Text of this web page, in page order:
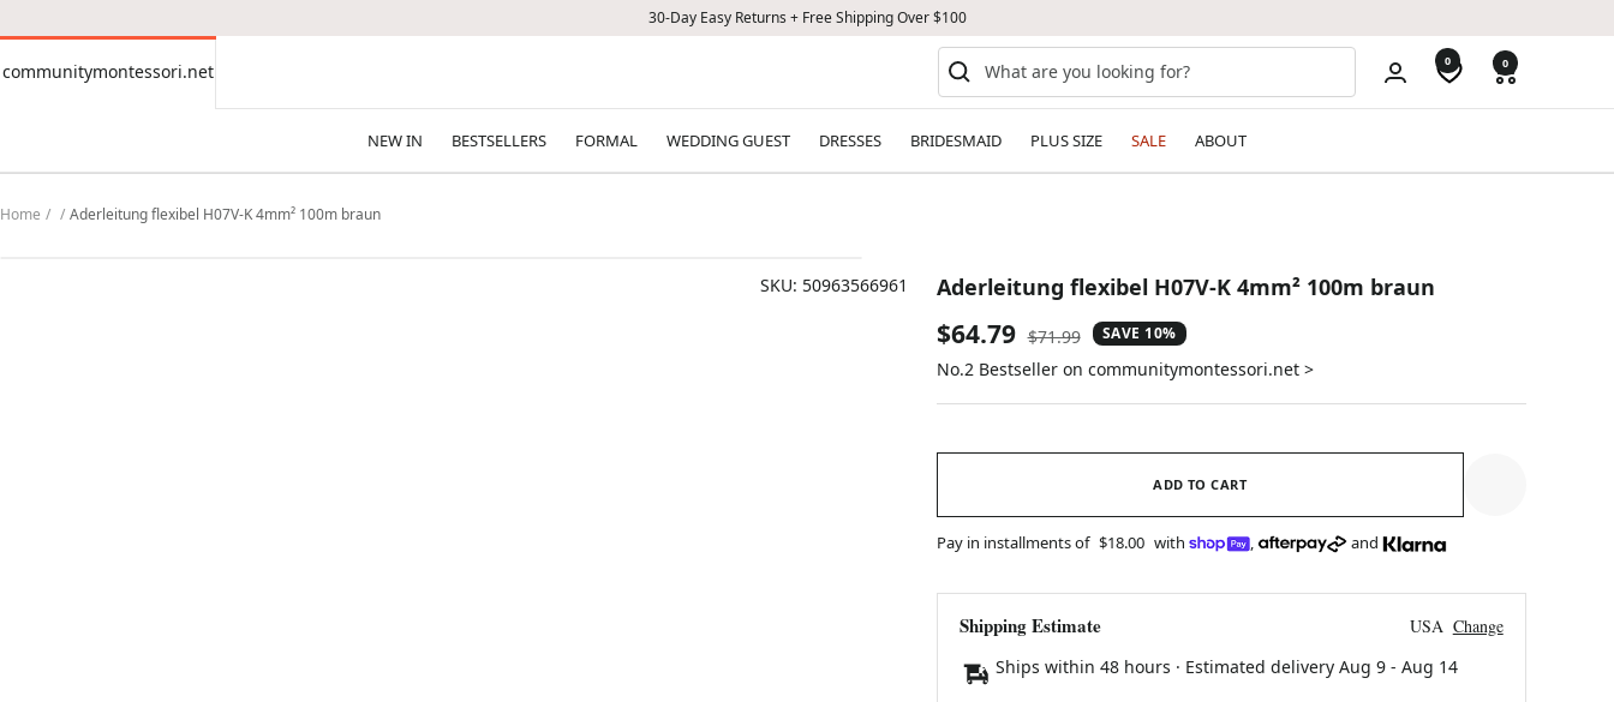
30-Day Easy Returns + Free Shipping Over $100
communitymontessori.net
communitymontessori.net 0 0
NEW IN BESTSELLERS FORMAL WEDDING GUEST DRESSES BRIDESMAID PLUS SIZE SALE ABOUT
Home Aderleitung flexibel H07V-K 4mm² 100m braun
SKU: 50963566961 Aderleitung flexibel H07V-K 4mm² 100m braun
Sale
price
$64.79 Regular
price
$71.99 SAVE 10%
No.2 Bestseller on communitymontessori.net >
ADD TO CART
Pay in installments of $18.00 with , and
Shipping Estimate USA Change
Ships within 48 hours · Estimated delivery Aug 9- Aug 14